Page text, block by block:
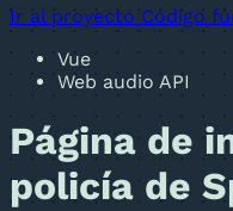
Ir al proyecto Código
Vue
Web audio API
Página de
policía de